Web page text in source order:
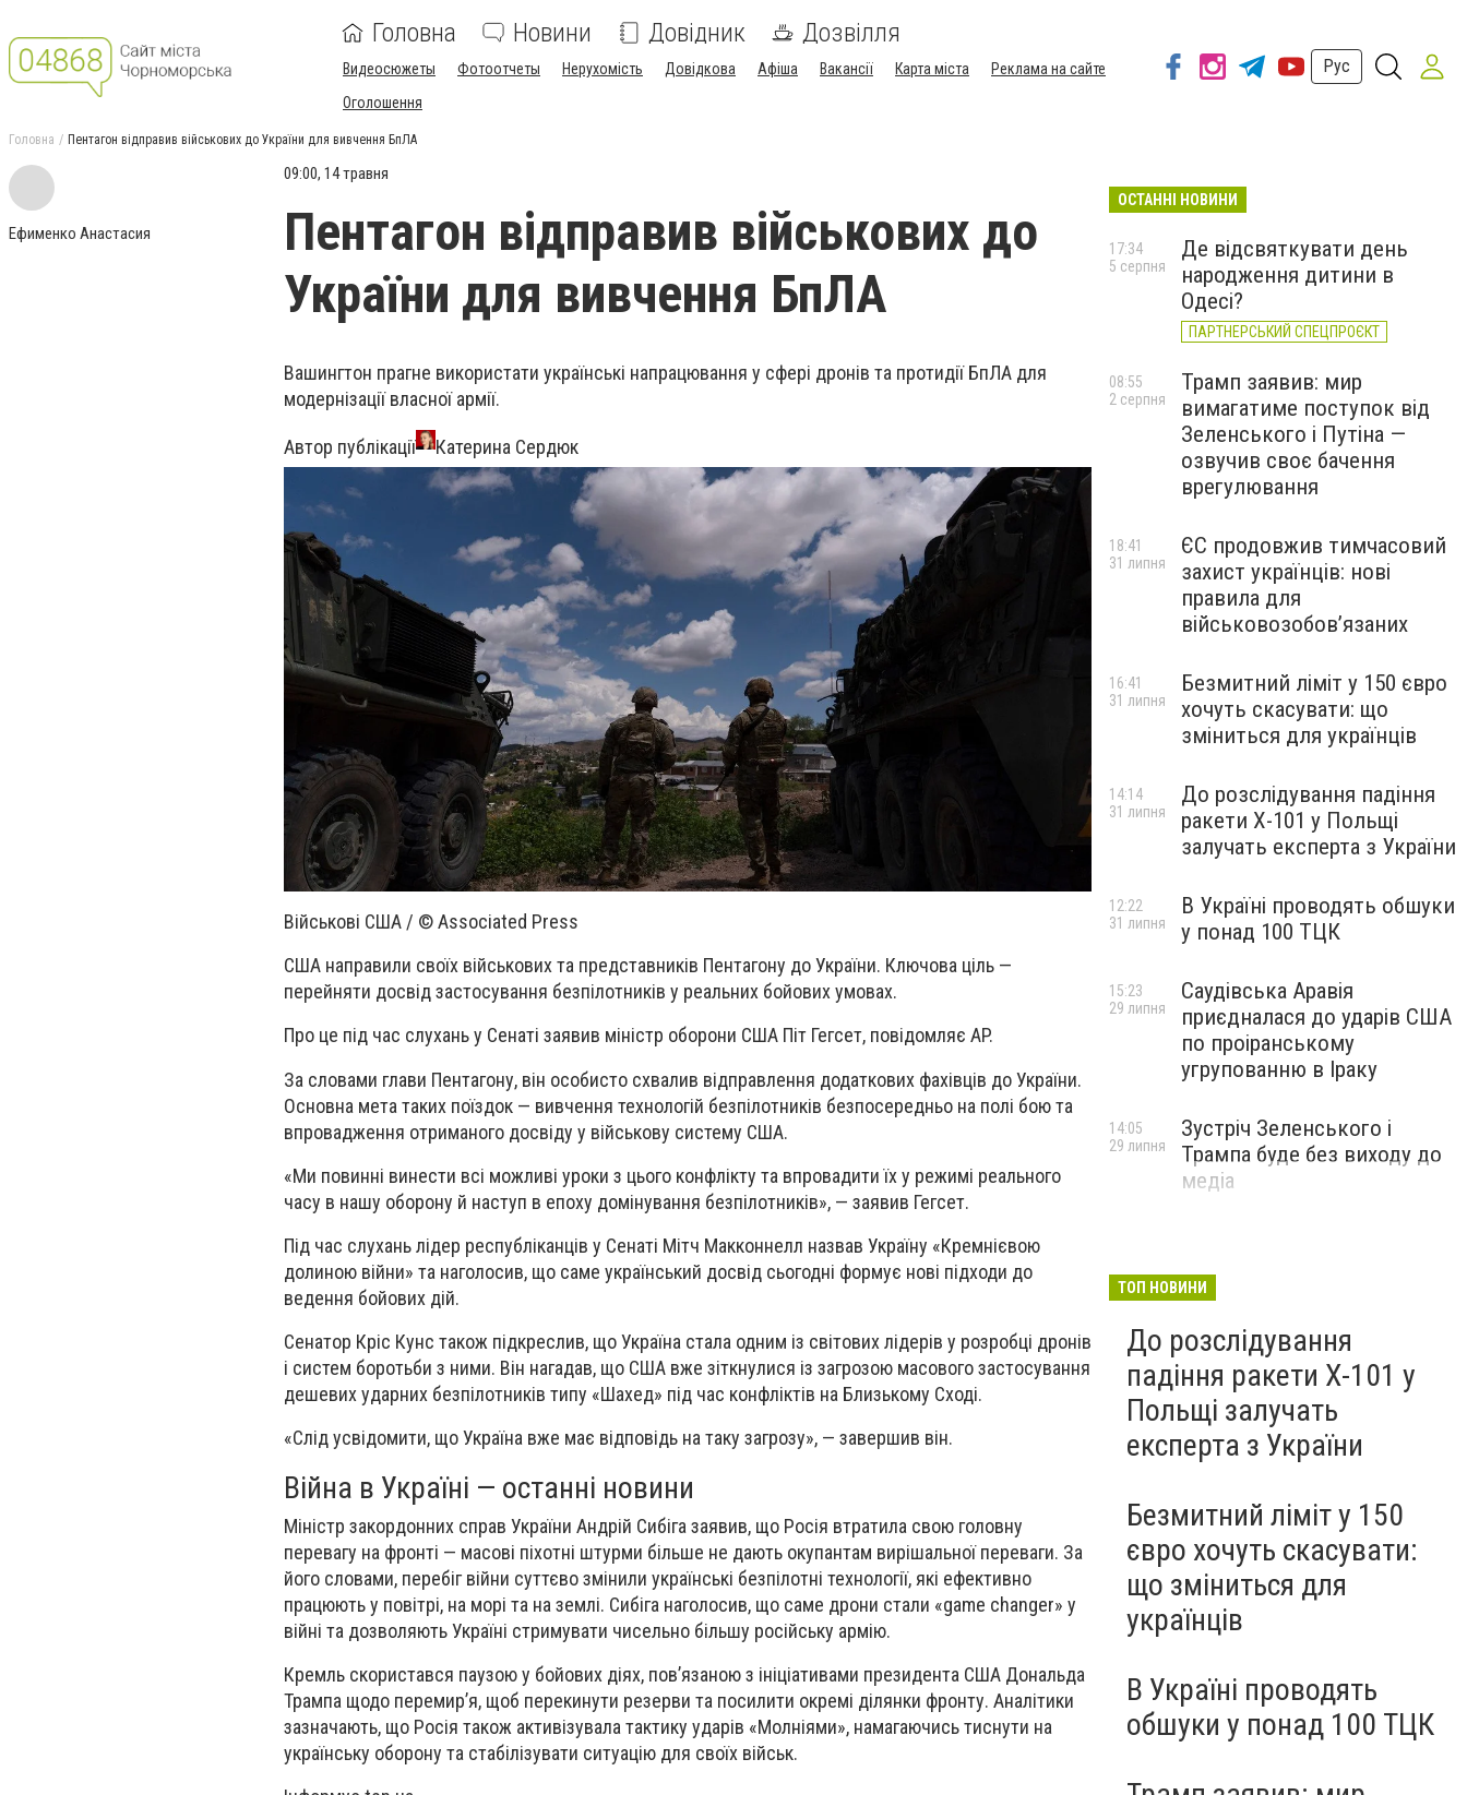
Головна Новини Довідник Дозвілля
Видеосюжеты Фотоотчеты Нерухомість Довідкова Афіша Вакансії Карта міста
Реклама на сайте
Оголошення
Рус
Головна Пентагон відправив військових до України для вивчення БпЛА
Ефименко Анастасия
09:00, 14 травня
Пентагон відправив військових до
України для вивчення БпЛА
Вашингтон прагне використати українські напрацювання у сфері дронів та протидії БпЛА для
модернізації власної армії.
Автор публікації Катерина Сердюк
Військові США / © Associated Press
США направили своїх військових та представників Пентагону до України. Ключова ціль —
перейняти досвід застосування безпілотників у реальних бойових умовах.
Про це під час слухань у Сенаті заявив міністр оборони США Піт Гегсет, повідомляє AP.
За словами глави Пентагону, він особисто схвалив відправлення додаткових фахівців до України.
Основна мета таких поїздок — вивчення технологій безпілотників безпосередньо на полі бою та
впровадження отриманого досвіду у військову систему США.
«Ми повинні винести всі можливі уроки з цього конфлікту та впровадити їх у режимі реального
часу в нашу оборону й наступ в епоху домінування безпілотників», — заявив Гегсет.
Під час слухань лідер республіканців у Сенаті Мітч Макконнелл назвав Україну «Кремнієвою
долиною війни» та наголосив, що саме український досвід сьогодні формує нові підходи до
ведення бойових дій.
Сенатор Кріс Кунс також підкреслив, що Україна стала одним із світових лідерів у розробці дронів
і систем боротьби з ними. Він нагадав, що США вже зіткнулися із загрозою масового застосування
дешевих ударних безпілотників типу «Шахед» під час конфліктів на Близькому Сході.
«Слід усвідомити, що Україна вже має відповідь на таку загрозу», — завершив він.
Війна в Україні — останні новини
Міністр закордонних справ України Андрій Сибіга заявив, що Росія втратила свою головну
перевагу на фронті — масові піхотні штурми більше не дають окупантам вирішальної переваги. За
його словами, перебіг війни суттєво змінили українські безпілотні технології, які ефективно
працюють у повітрі, на морі та на землі. Сибіга наголосив, що саме дрони стали «game changer» у
війні та дозволяють Україні стримувати чисельно більшу російську армію.
Кремль скористався паузою у бойових діях, пов’язаною з ініціативами президента США Дональда
Трампа щодо перемир’я, щоб перекинути резерви та посилити окремі ділянки фронту. Аналітики
зазначають, що Росія також активізувала тактику ударів «Молніями», намагаючись тиснути на
українську оборону та стабілізувати ситуацію для своїх військ.
ОСТАННІ НОВИНИ
Де відсвяткувати день
народження дитини в
Одесі?
ПАРТНЕРСЬКИЙ СПЕЦПРОЄКТ
17:34
5 серпня
Трамп заявив: мир
вимагатиме поступок від
Зеленського і Путіна —
озвучив своє бачення
врегулювання
08:55
2 серпня
ЄС продовжив тимчасовий
захист українців: нові
правила для
військовозобов’язаних
18:41
31 липня
Безмитний ліміт у 150 євро
хочуть скасувати: що
зміниться для українців
16:41
31 липня
До розслідування падіння
ракети Х-101 у Польщі
залучать експерта з України
14:14
31 липня
В Україні проводять обшуки
у понад 100 ТЦК
12:22
31 липня
Саудівська Аравія
приєдналася до ударів США
по проіранському
угрупованню в Іраку
15:23
29 липня
Зустріч Зеленського і
Трампа буде без виходу до
медіа
14:05
29 липня
ТОП НОВИНИ
До розслідування
падіння ракети Х-101 у
Польщі залучать
експерта з України
Безмитний ліміт у 150
євро хочуть скасувати:
що зміниться для
українців
В Україні проводять
обшуки у понад 100 ТЦК